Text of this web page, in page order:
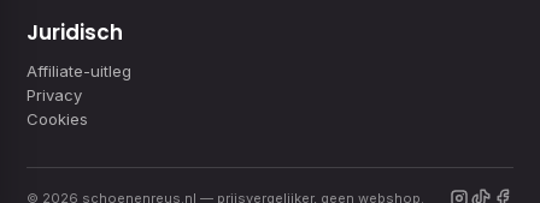
Juridisch
Affiliate-uitleg
Privacy
Cookies
© 2026 schoenenreus.nl — prijsvergelijker, geen webshop.